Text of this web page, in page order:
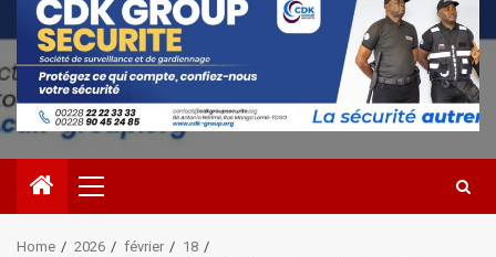
Primary
Menu
Home 2026 février
18